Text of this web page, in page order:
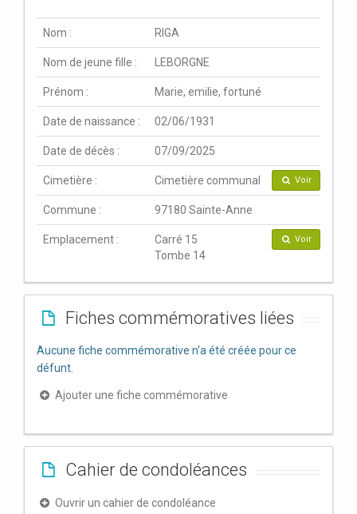
Nom : RIGA
Nom de jeune fille : LEBORGNE
Prénom : Marie, emilie, fortuné
Date de naissance : 02/06/1931
Date de décès : 07/09/2025
Cimetière : Cimetière communal Voir
Commune : 97180 Sainte-Anne
Emplacement :
Carré 15
Tombe 14
Voir
Fiches commémoratives liées
Aucune fiche commémorative n'a été créée pour ce
défunt.
Ajouter une fiche commémorative
Cahier de condoléances
Ouvrir un cahier de condoléance